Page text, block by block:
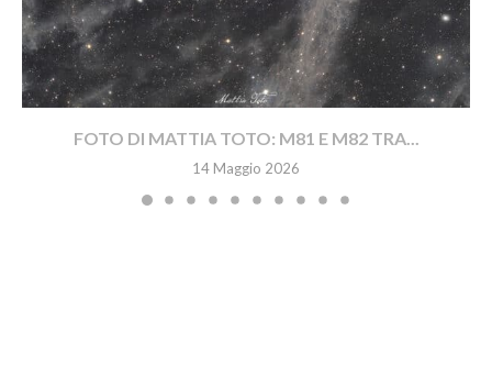
FOTO DI MATTIA TOTO: M81 E M82 TRA...
14 Maggio 2026